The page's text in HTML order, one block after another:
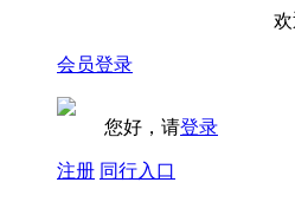
欢
会员登录
您好，请登录
注册 同行入口